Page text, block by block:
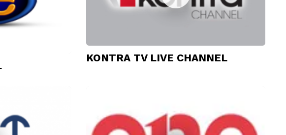
KONTRA TV LIVE CHANNEL